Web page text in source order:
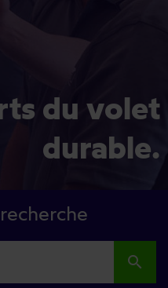
durable.
search